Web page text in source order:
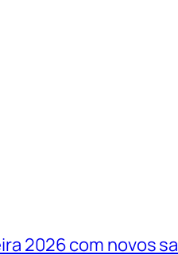
2026 com novos